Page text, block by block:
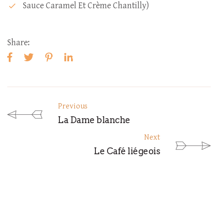
check Sauce Caramel Et Crème Chantilly)
Share:
Previous
La Dame blanche
Next
Le Café liégeois